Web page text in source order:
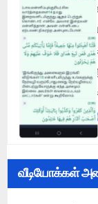
வீடியோக்கள்